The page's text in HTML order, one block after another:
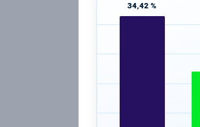
34,42 %